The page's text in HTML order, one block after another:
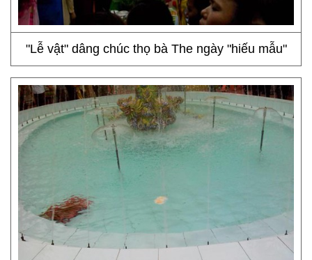
"Lễ vật" dâng chúc thọ bà The ngày "hiếu mẫu"